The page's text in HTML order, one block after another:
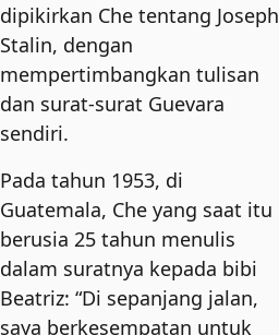
dipikirkan Che tentang Joseph
Stalin, dengan
mempertimbangkan tulisan
dan surat-surat Guevara
sendiri.
Pada tahun 1953, di
Guatemala, Che yang saat itu
berusia 25 tahun menulis
dalam suratnya kepada bibi
Beatriz: “Di sepanjang jalan,
saya berkesempatan untuk